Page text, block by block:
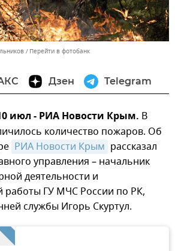
Перейти в фотобанк
Дзен Telegram
июл - РИА Новости Крым. В
количество пожаров. Об
РИА Новости Крым рассказал
управления – начальник
деятельности и
работы ГУ МЧС России по РК,
службы Игорь Скуртул.